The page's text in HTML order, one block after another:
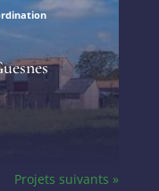
Projets suivants »